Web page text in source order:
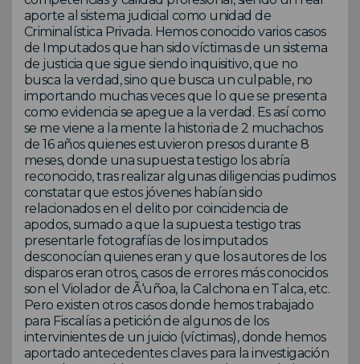
aporte al sistema judicial como unidad de
Criminalística Privada. Hemos conocido varios casos
de Imputados que han sido víctimas de un sistema
de justicia que sigue siendo inquisitivo, que no
busca la verdad, sino que busca un culpable, no
importando muchas veces que lo que se presenta
como evidencia se apegue a la verdad. Es así como
se me viene a la mente la historia de 2 muchachos
de 16 años quienes estuvieron presos durante 8
meses, donde una supuesta testigo los abría
reconocido, tras realizar algunas diligencias pudimos
constatar que estos jóvenes habían sido
relacionados en el delito por coincidencia de
apodos, sumado a que la supuesta testigo tras
presentarle fotografías de los imputados
desconocían quienes eran y que los autores de los
disparos eran otros, casos de errores más conocidos
son el Violador de Ã‘uñoa, la Calchona en Talca, etc.
Pero existen otros casos donde hemos trabajado
para Fiscalías a petición de algunos de los
intervinientes de un juicio (víctimas), donde hemos
aportado antecedentes claves para la investigación